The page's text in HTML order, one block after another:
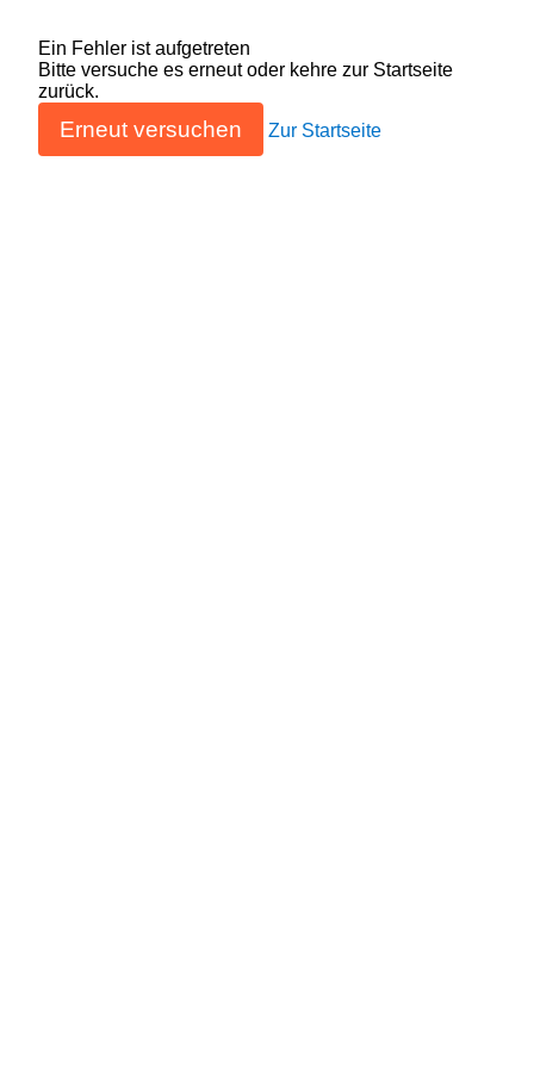
Ein Fehler ist aufgetreten
Bitte versuche es erneut oder kehre zur Startseite
zurück.
Erneut versuchen Zur Startseite